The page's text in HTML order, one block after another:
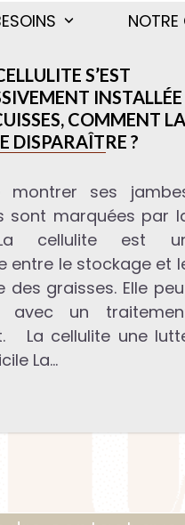
NOTRE
S’EST
INSTALLÉE
COMMENT LA
DISPARAÎTRE ?
montrer ses
sont marquées par
cellulite est
entre le stockage et
des graisses. Elle
avec un
La cellulite une
La…